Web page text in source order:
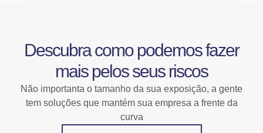
Descubra como podemos fazer
mais pelos seus riscos
Não importanta o tamanho da sua exposição, a gente
tem soluções que mantém sua empresa a frente da
curva